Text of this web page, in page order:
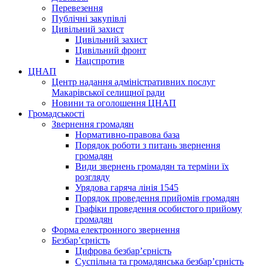
Перевезення
Публічні закупівлі
Цивільний захист
Цивільний захист
Цивільний фронт
Нацспротив
ЦНАП
Центр надання адміністративних послуг
Макарівської селищної ради
Новини та оголошення ЦНАП
Громадськості
Звернення громадян
Нормативно-правова база
Порядок роботи з питань звернення
громадян
Види звернень громадян та терміни їх
розгляду
Урядова гаряча лінія 1545
Порядок проведення прийомів громадян
Графіки проведення особистого прийому
громадян
Форма електронного звернення
Безбар’єрність
Цифрова безбар’єрність
Суспільна та громадянська безбар’єрність